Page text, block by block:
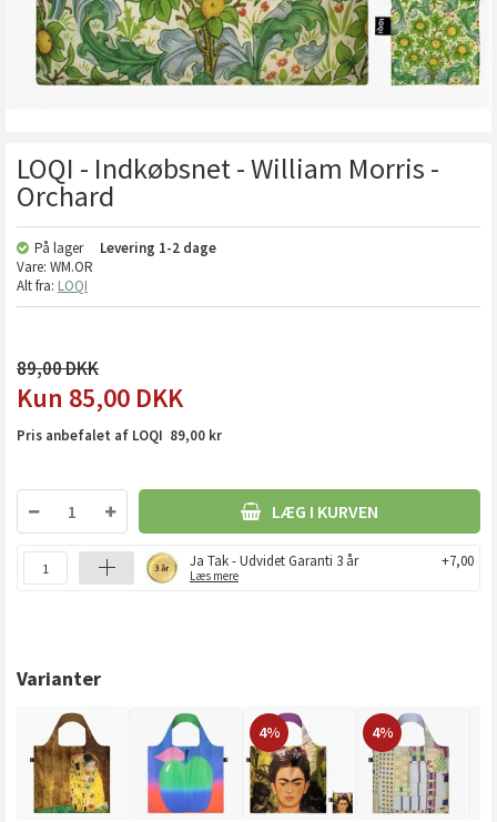
LOQI - Indkøbsnet - William Morris -
Orchard
På lager Levering 1-2 dage
Vare: WM.OR
Alt fra: LOQI
89,00
85,00 DKK
Pris anbefalet af LOQI 89,00 kr
LÆG I KURVEN
Ja Tak - Udvidet Garanti 3 år
Læs mere
+7,00
Varianter
4% 4%